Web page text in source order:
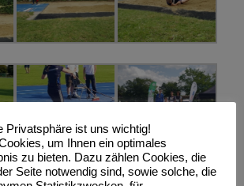
Privatsphäre ist uns wichtig!
um Ihnen ein optimales
zu bieten. Dazu zählen Cookies, die
Seite notwendig sind, sowie solche, die